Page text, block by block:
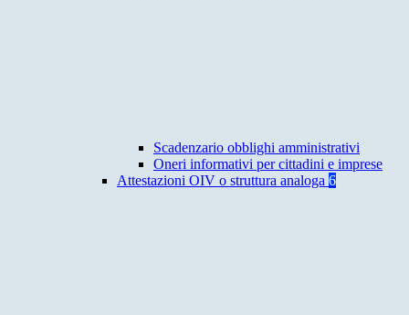
Scadenzario obblighi amministrativi
Oneri informativi per cittadini e imprese
Attestazioni OIV o struttura analoga 6